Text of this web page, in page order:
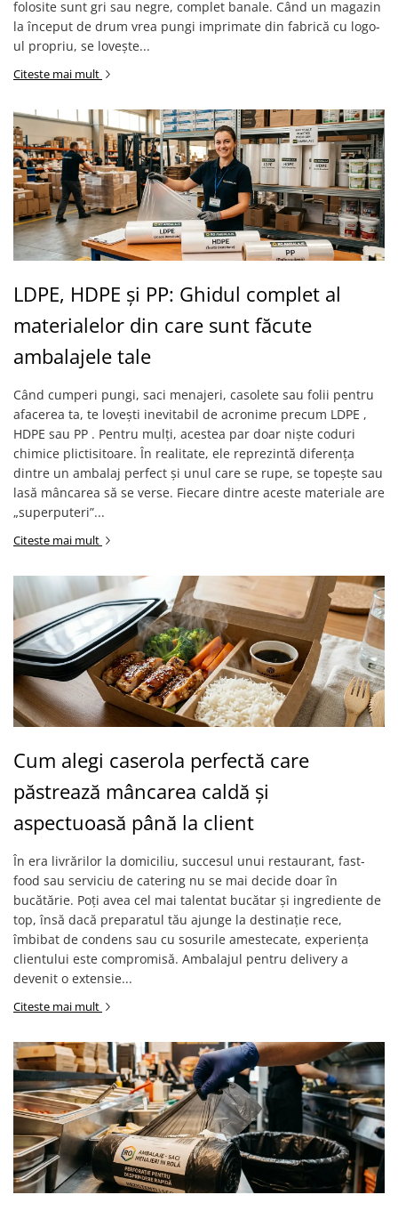
folosite sunt gri sau negre, complet banale. Când un magazin
la început de drum vrea pungi imprimate din fabrică cu logo-
ul propriu, se lovește...
Citeste mai mult
LDPE, HDPE și PP: Ghidul complet al
materialelor din care sunt făcute
ambalajele tale
Când cumperi pungi, saci menajeri, casolete sau folii pentru
afacerea ta, te lovești inevitabil de acronime precum LDPE ,
HDPE sau PP . Pentru mulți, acestea par doar niște coduri
chimice plictisitoare. În realitate, ele reprezintă diferența
dintre un ambalaj perfect și unul care se rupe, se topește sau
lasă mâncarea să se verse. Fiecare dintre aceste materiale are
„superputeri”...
Citeste mai mult
Cum alegi caserola perfectă care
păstrează mâncarea caldă și
aspectuoasă până la client
În era livrărilor la domiciliu, succesul unui restaurant, fast-
food sau serviciu de catering nu se mai decide doar în
bucătărie. Poți avea cel mai talentat bucătar și ingrediente de
top, însă dacă preparatul tău ajunge la destinație rece,
îmbibat de condens sau cu sosurile amestecate, experiența
clientului este compromisă. Ambalajul pentru delivery a
devenit o extensie...
Citeste mai mult